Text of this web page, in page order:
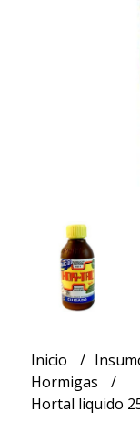
Inicio
Hormigas
Hortal liquido